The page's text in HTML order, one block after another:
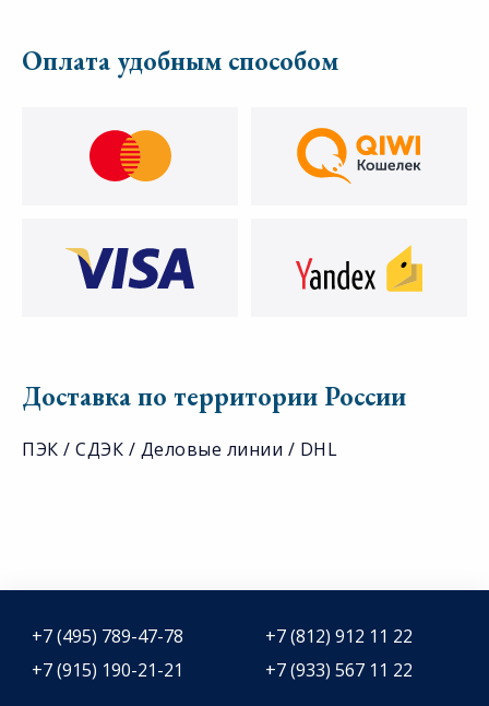
Оплата удобным способом
Доставка по территории России
ПЭК / СДЭК / Деловые линии / DHL
+7 (495) 789-47-78
+7 (812) 912 11 22
+7 (915) 190-21-21
+7 (933) 567 11 22